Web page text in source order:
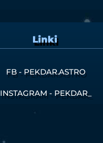
Linki
FB - PEKDAR.ASTRO
INSTAGRAM - PEKDAR_